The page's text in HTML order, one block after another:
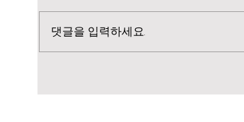
댓글을 입력하세요.